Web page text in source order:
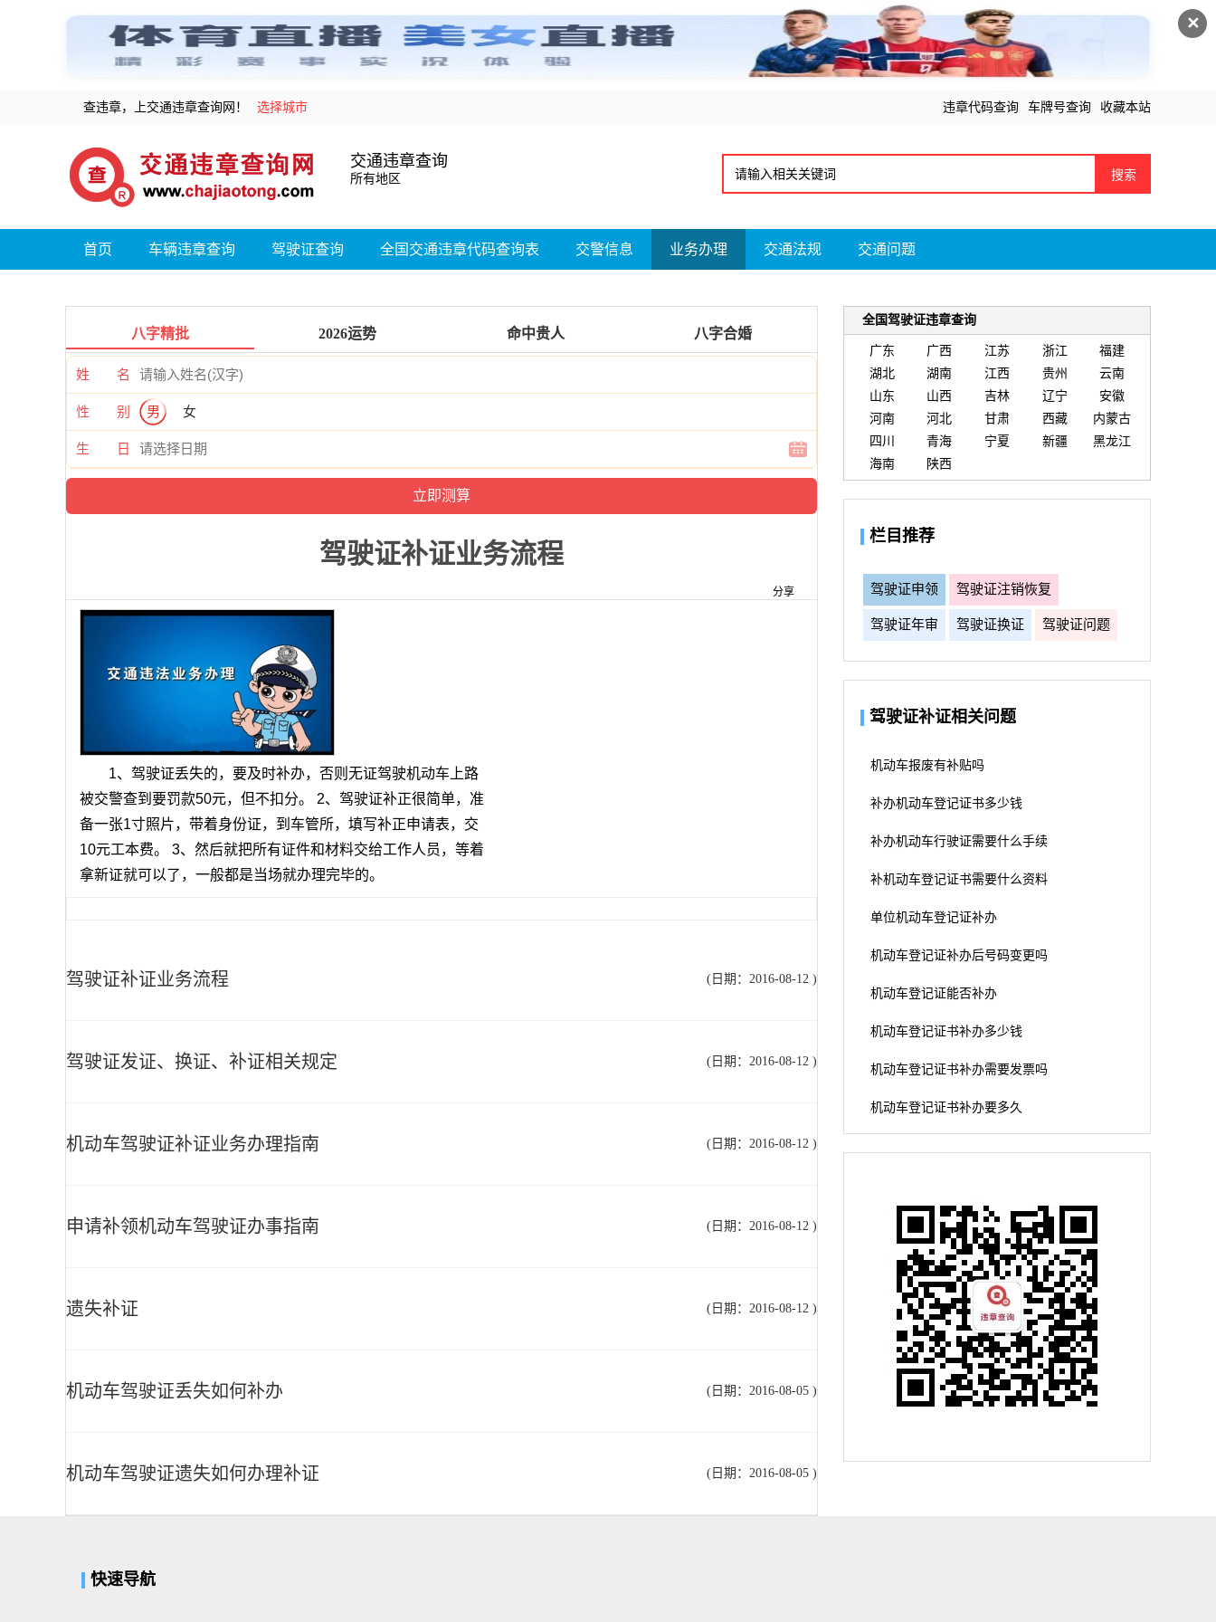
✕
查违章，上交通违章查询网！ 选择城市 违章代码查询 车牌号查询 收藏本站
交通违章查询
所有地区 搜索
首页 车辆违章查询 驾驶证查询 全国交通违章代码查询表 交警信息 业务办理 交通法规 交通问题
八字精批 2026运势 命中贵人 八字合婚
姓 名
性 别 男 女
生 日
驾驶证补证业务流程
分享
1、驾驶证丢失的，要及时补办，否则无证驾驶机动车上路
被交警查到要罚款50元，但不扣分。 2、驾驶证补正很简单，准
备一张1寸照片，带着身份证，到车管所，填写补正申请表，交
10元工本费。 3、然后就把所有证件和材料交给工作人员，等着
拿新证就可以了，一般都是当场就办理完毕的。
驾驶证补证业务流程 (日期：2016-08-12 )
驾驶证发证、换证、补证相关规定 (日期：2016-08-12 )
机动车驾驶证补证业务办理指南 (日期：2016-08-12 )
申请补领机动车驾驶证办事指南 (日期：2016-08-12 )
遗失补证 (日期：2016-08-12 )
机动车驾驶证丢失如何补办 (日期：2016-08-05 )
机动车驾驶证遗失如何办理补证 (日期：2016-08-05 )
全国驾驶证违章查询
广东 广西 江苏 浙江
福建
湖北
湖南 江西 贵州
云南
山东
山西 吉林 辽宁
安徽
河南
河北 甘肃 西藏
内蒙古
四川
青海 宁夏 新疆
黑龙江
海南
陕西
栏目推荐
驾驶证申领 驾驶证注销恢复
驾驶证年审 驾驶证换证 驾驶证问题
驾驶证补证相关问题
机动车报废有补贴吗
补办机动车登记证书多少钱
补办机动车行驶证需要什么手续
补机动车登记证书需要什么资料
单位机动车登记证补办
机动车登记证补办后号码变更吗
机动车登记证能否补办
机动车登记证书补办多少钱
机动车登记证书补办需要发票吗
机动车登记证书补办要多久
快速导航